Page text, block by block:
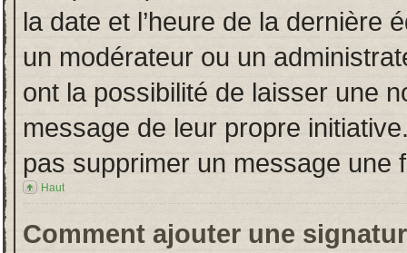
la date et l’heure de la dernière
un modérateur ou un
ont la possibilité de laisser une
message de leur propre
pas supprimer un message une
Haut
Comment ajouter une